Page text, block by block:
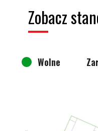
Zobacz
Wolne